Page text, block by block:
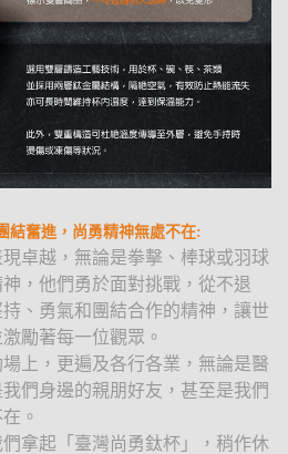
結奮進，尚勇精神無處不在:
卓越，無論是拳擊、棒球或羽球
，他們勇於面對挑戰，從不退
、勇氣和團結合作的精神，讓世
勵著每一位觀眾。
場上，更遍及各行各業，無論是醫
們身邊的親朋好友，甚至是我們
。
拿起「臺灣尚勇鈦杯」，稍作休